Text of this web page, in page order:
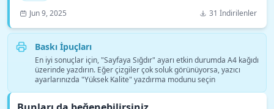
Jun 9, 2025
31 İndirilenler
Baskı İpuçları
En iyi sonuçlar için, "Sayfaya Sığdır" ayarı etkin durumda A4 kağıdı
üzerinde yazdırın. Eğer çizgiler çok soluk görünüyorsa, yazıcı
ayarlarınızda "Yüksek Kalite" yazdırma modunu seçin